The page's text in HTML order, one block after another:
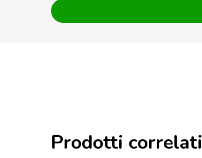
Prodotti correlati